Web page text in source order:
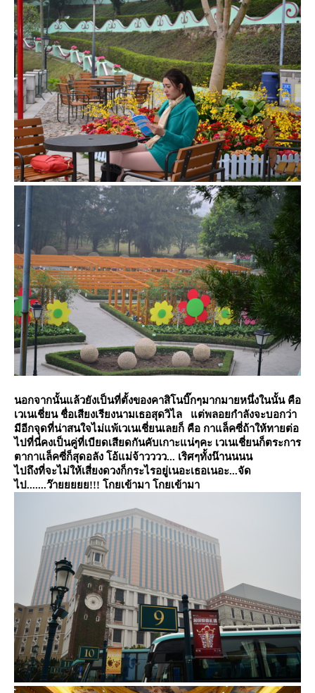
นอกจากนั้นแล้วยังเป็นที่ตั้งของคาสิโนบิ๊กๆมากมายหนึ่งในนั้น คือ
เวเนเชี่ยน ชื่อเสียงเรียงนามเธอสุดวิไล แต่พลอยกำลังจะบอกว่า
มีอีกจุดที่น่าสนใจไม่แพ้เวเนเชี่ยนเลยก็ คือ กาแล็คซี่ถ้าให้ทายต่อ
ไปที่นี่คงเป็นคู่ที่เบียดเสียดกันคับเกาะแน่ๆคะ เวเนเชี่ยนก็ตระการ
ตากาแล็คซี่ก็สุดอลัง โอ้แม่จ้าวววว... เริศๆทั้งน๊านนนน
ไปถึงที่จะไม่ให้เสี่ยงดวงก็กระไรอยู่เนอะเธอเนอะ...จัด
ไป.......ว๊า!!! กยเข้ามา กยเข้ามา